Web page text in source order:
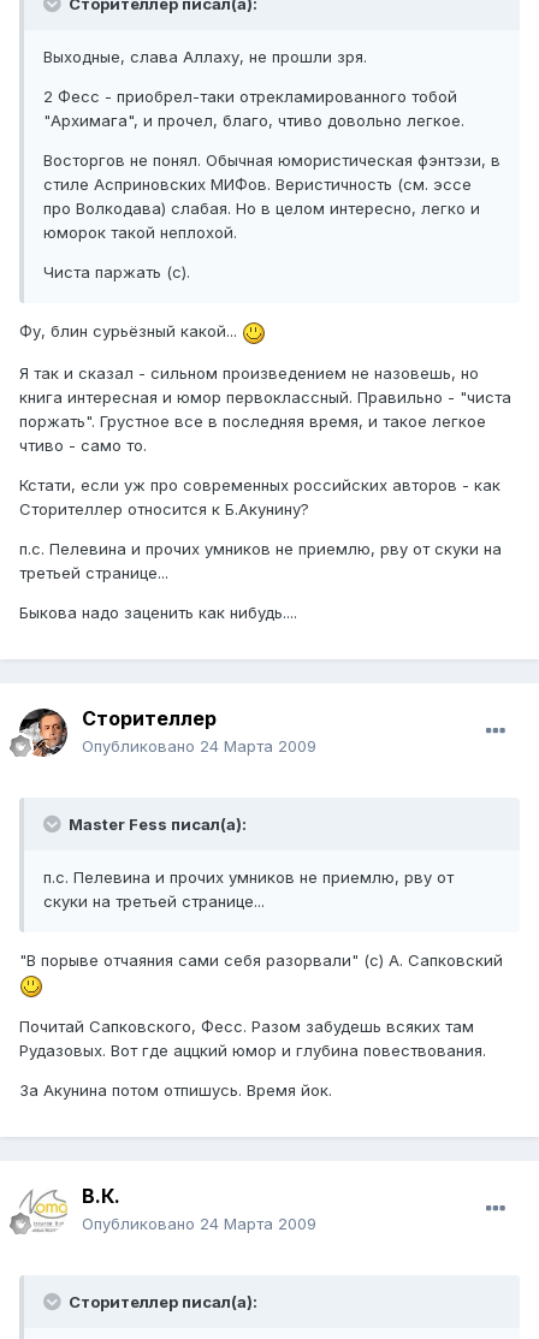
Сторителлер писал(а):
Выходные, слава Аллаху, не прошли зря.
2 Фесс - приобрел-таки отрекламированного тобой
"Архимага", и прочел, благо, чтиво довольно легкое.
Восторгов не понял. Обычная юмористическая фэнтэзи, в
стиле Асприновских МИФов. Веристичность (см. эссе
про Волкодава) слабая. Но в целом интересно, легко и
юморок такой неплохой.
Чиста паржать (с).
Фу, блин сурьёзный какой...
Я так и сказал - сильном произведением не назовешь, но
книга интересная и юмор первоклассный. Правильно - "чиста
поржать". Грустное все в последняя время, и такое легкое
чтиво - само то.
Кстати, если уж про современных российских авторов - как
Сторителлер относится к Б.Акунину?
п.с. Пелевина и прочих умников не приемлю, рву от скуки на
третьей странице...
Быкова надо заценить как нибудь....
Сторителлер
Опубликовано 24 Марта 2009
Master Fess писал(а):
п.с. Пелевина и прочих умников не приемлю, рву от
скуки на третьей странице...
"В порыве отчаяния сами себя разорвали" (с) А. Сапковский
Почитай Сапковского, Фесс. Разом забудешь всяких там
Рудазовых. Вот где аццкий юмор и глубина повествования.
За Акунина потом отпишусь. Время йок.
В.К.
Опубликовано 24 Марта 2009
Сторителлер писал(а):